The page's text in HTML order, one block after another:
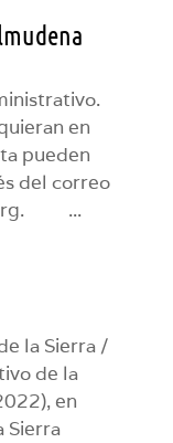
en
pueden
del correo
...
la Sierra /
de la
en
Sierra